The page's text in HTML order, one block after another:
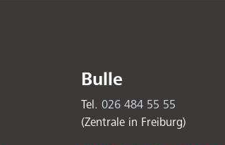
Bulle
Tel. 026 484 55 55
(Zentrale in Freiburg)